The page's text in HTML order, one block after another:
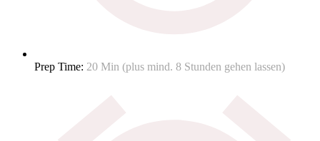
Prep Time: 20 Min (plus mind. 8 Stunden gehen lassen)